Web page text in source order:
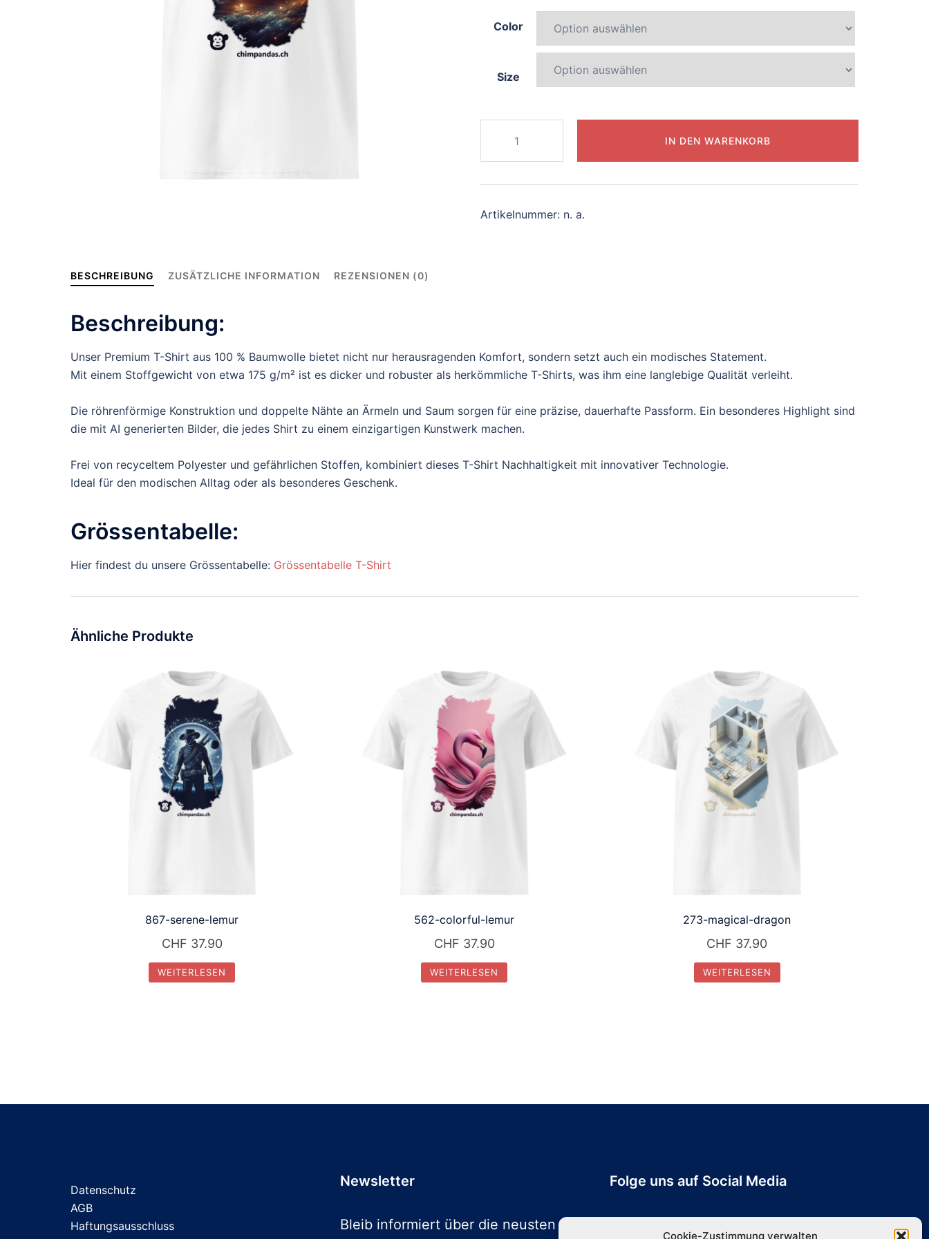
Cookie-Zustimmung verwalten
Color
Size
magical-
chameleon
Menge
IN DEN WARENKORB
Artikelnummer: n. a.
BESCHREIBUNG ZUSÄTZLICHE INFORMATION REZENSIONEN (0)
Beschreibung:
Unser Premium T-Shirt aus 100 % Baumwolle bietet nicht nur herausragenden Komfort, sondern setzt auch ein modisches Statement.
Mit einem Stoffgewicht von etwa 175 g/m² ist es dicker und robuster als herkömmliche T-Shirts, was ihm eine langlebige Qualität verleiht.
Die röhrenförmige Konstruktion und doppelte Nähte an Ärmeln und Saum sorgen für eine präzise, dauerhafte Passform. Ein besonderes Highlight sind
die mit AI generierten Bilder, die jedes Shirt zu einem einzigartigen Kunstwerk machen.
Frei von recyceltem Polyester und gefährlichen Stoffen, kombiniert dieses T-Shirt Nachhaltigkeit mit innovativer Technologie.
Ideal für den modischen Alltag oder als besonderes Geschenk.
Grössentabelle:
Hier findest du unsere Grössentabelle: Grössentabelle T-Shirt
Ähnliche Produkte
867-serene-lemur
CHF 37.90
WEITERLESEN
562-colorful-lemur
CHF 37.90
WEITERLESEN
273-magical-dragon
CHF 37.90
WEITERLESEN
Datenschutz
AGB
Haftungsausschluss
Newsletter
Bleib informiert über die neusten
Folge uns auf Social Media